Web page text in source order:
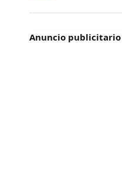
Anuncio publicitario